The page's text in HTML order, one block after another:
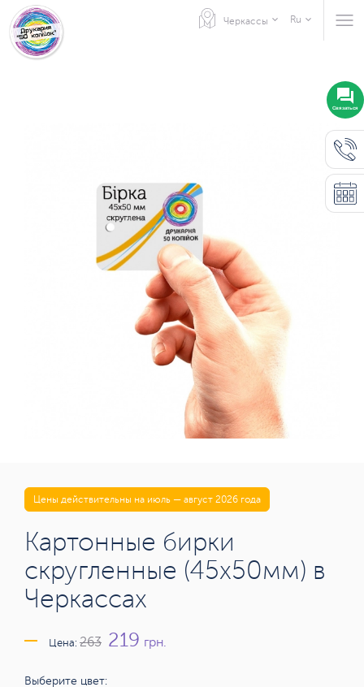
Черкассы Ru
Цены действительны на июль — август 2026 года
Картонные бирки
скругленные (45х50мм) в
Черкассах
Цена: 263 219 грн.
Выберите цвет: